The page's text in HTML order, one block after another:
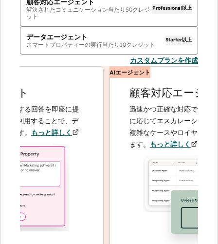
顧客対応エージェント
解決されたコミュニケーション当たり 50クレジ
ット
Professional以上
データエージェント
スマートプロパティーの実行当たり 10クレジット
Starter以上
カスタムプランを作成
する回答を即座に提
利用することで、デ
もっと詳しく
AIエージェント
顧客対応エージェ
迅速かつ正確な対応で問い合わ
に応じてエスカレーションする
複雑なケースやロイヤルティー
ます。もっと詳しく